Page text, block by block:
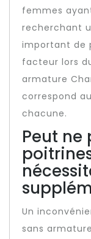
femmes
recherchant
important de
facteur lors
armature
correspond
chacune.
Peut ne
Un
sans